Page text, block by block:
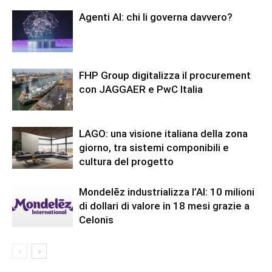
Agenti AI: chi li governa davvero?
FHP Group digitalizza il procurement
con JAGGAER e PwC Italia
LAGO: una visione italiana della zona
giorno, tra sistemi componibili e
cultura del progetto
Mondelēz industrializza l’AI: 10 milioni
di dollari di valore in 18 mesi grazie a
Celonis